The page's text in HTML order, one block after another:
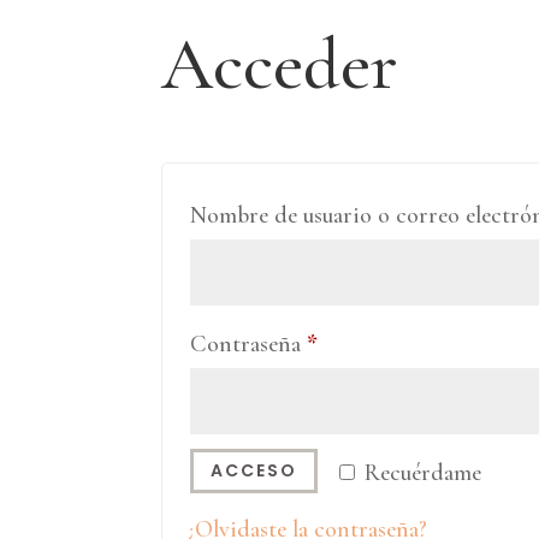
Acceder
Nombre de usuario o correo
Contraseña *Obligatorio
Recuérdame
ACCESO
¿Olvidaste la contraseña?